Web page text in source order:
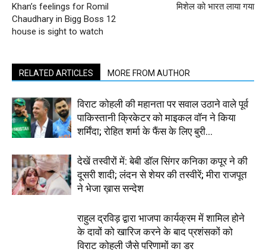
Khan’s feelings for Romil
Chaudhary in Bigg Boss 12
house is sight to watch
मिशेल को भारत लाया गया
RELATED ARTICLES MORE FROM AUTHOR
विराट कोहली की महानता पर सवाल उठाने वाले पूर्व
पाकिस्तानी क्रिकेटर को माइकल वॉन ने किया
शर्मिंदा; रोहित शर्मा के फैंस के लिए बुरी...
देखें तस्वीरों में: बेबी डॉल सिंगर कनिका कपूर ने की
दूसरी शादी; लंदन से शेयर की तस्वीरें; मीरा राजपूत
ने भेजा ख़ास सन्देश
राहुल द्रविड़ द्वारा भाजपा कार्यक्रम में शामिल होने
के दावों को खारिज करने के बाद प्रशंसकों को
विराट कोहली जैसे परिणामों का डर